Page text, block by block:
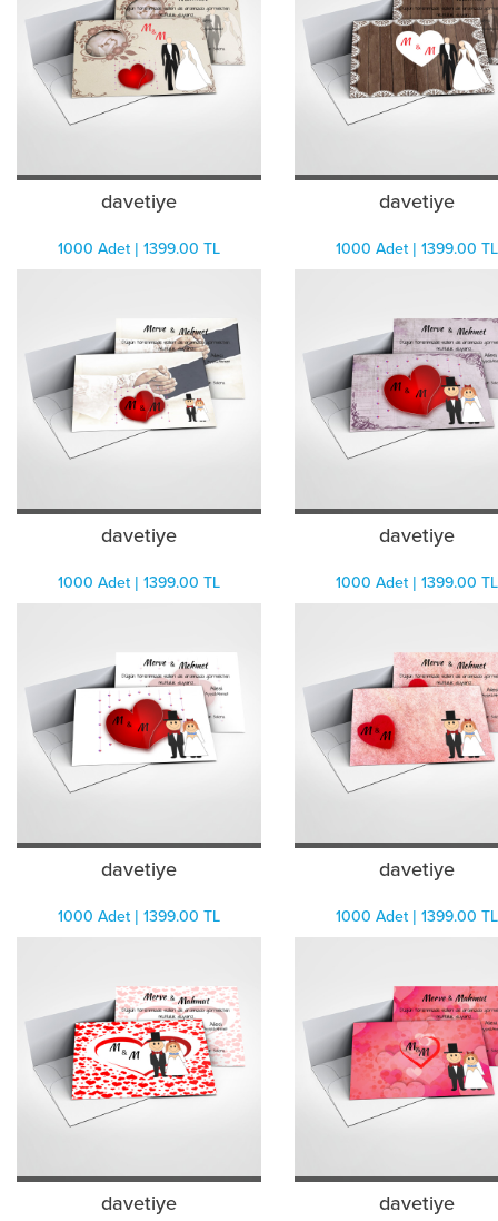
davetiye
1000 Adet | 1399.00 TL
davetiye
1000 Adet | 1399.00 TL
davetiye
1000 Adet | 1399.00 TL
davetiye
1000 Adet | 1399.00 TL
davetiye
1000 Adet | 1399.00 TL
davetiye
1000 Adet | 1399.00 TL
davetiye davetiye